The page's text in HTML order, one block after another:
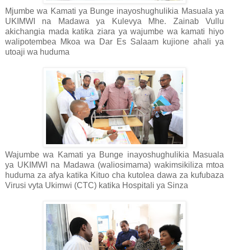
Mjumbe wa Kamati ya Bunge inayoshughulikia Masuala ya
UKIMWI na Madawa ya Kulevya Mhe. Zainab Vullu
akichangia mada katika ziara ya wajumbe wa kamati hiyo
walipotembea Mkoa wa Dar Es Salaam kujione ahali ya
utoaji wa huduma
Wajumbe wa Kamati ya Bunge inayoshughulikia Masuala
ya UKIMWI na Madawa (waliosimama) wakimsikiliza mtoa
huduma za afya katika Kituo cha kutolea dawa za kufubaza
Virusi vyta Ukimwi (CTC) katika Hospitali ya Sinza